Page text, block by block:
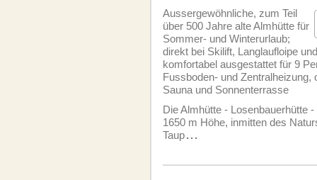
Aussergewöhnliche, zum Teil
über 500 Jahre alte Almhütte für
Sommer- und Winterurlaub;
direkt bei Skilift, Langlaufloipe
komfortabel ausgestattet für 9
Fussboden- und Zentralheizung,
Sauna und Sonnenterrasse
Die Almhütte - Losenbauerhütte
1650 m Höhe, inmitten des
Taup...